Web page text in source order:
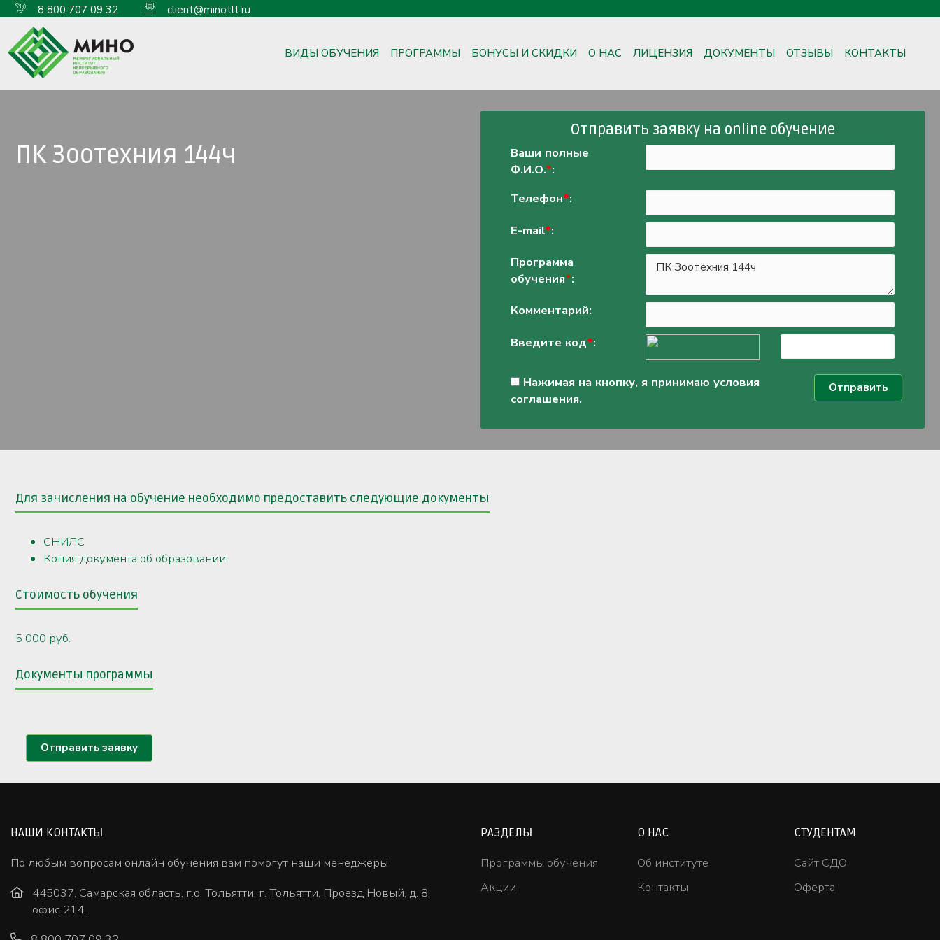
8 800 707 09 32 client@minotlt.ru
ВИДЫ ОБУЧЕНИЯ ПРОГРАММЫ БОНУСЫ И СКИДКИ О НАС ЛИЦЕНЗИЯ ДОКУМЕНТЫ ОТЗЫВЫ КОНТАКТЫ
ПК Зоотехния 144ч
Отправить заявку на online обучение
Ваши полные
Ф.И.О.*:
Телефон*:
E-mail*:
Программа
обучения*:
Комментарий:
Введите код*:
Нажимая на кнопку, я принимаю условия
соглашения.
Для зачисления на обучение необходимо предоставить следующие документы
СНИЛС
Копия документа об образовании
Стоимость обучения
5 000 руб.
Документы программы
Отправить заявку
НАШИ КОНТАКТЫ
По любым вопросам онлайн обучения вам помогут наши менеджеры
445037, Самарская область, г.о. Тольятти, г. Тольятти, Проезд Новый, д. 8,
офис 214.
РАЗДЕЛЫ
Программы обучения
Акции
О НАС
Об институте
Контакты
СТУДЕНТАМ
Сайт СДО
Оферта